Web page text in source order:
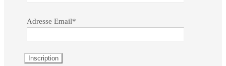
Adresse Email*